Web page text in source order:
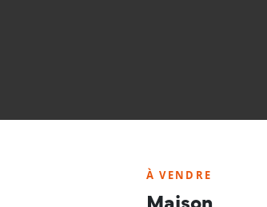
À VENDRE
Maison